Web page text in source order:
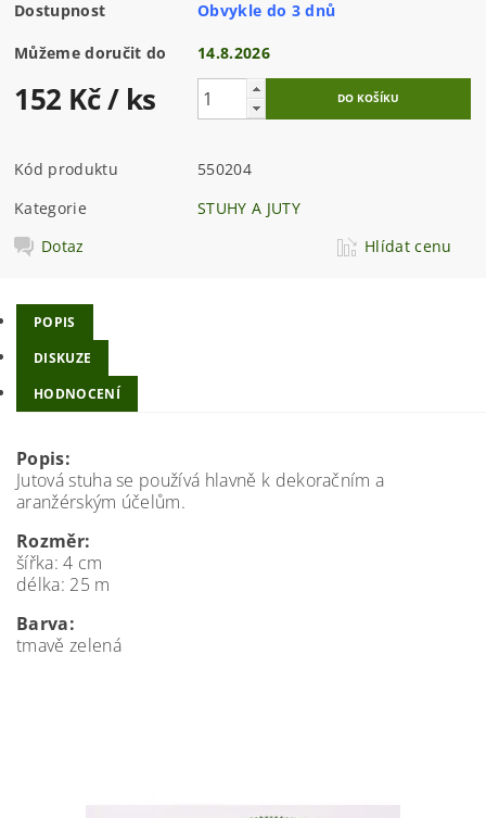
Dostupnost Obvykle do 3 dnů
Můžeme doručit do 14.8.2026
152 Kč/ ks
Kód produktu
550204
Kategorie
STUHY A JUTY
Dotaz
Hlídat cenu
POPIS
DISKUZE
HODNOCENÍ
Popis:
Jutová stuha se používá hlavně k dekoračním a
aranžérským účelům.
Rozměr:
šířka: 4 cm
délka: 25 m
Barva:
tmavě zelená